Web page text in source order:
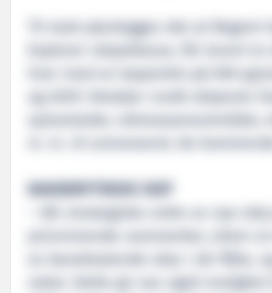
Til slutt planlegges det at Regent
hver med en kapasitet på 850
spisesteder,
BANEBRYTENDE SKIP
– Vår strategiske ordre av nye
prisvinnende varemerker, sikrer
av banebrytende skip i vår flåte,
vekst. Dette gir oss også